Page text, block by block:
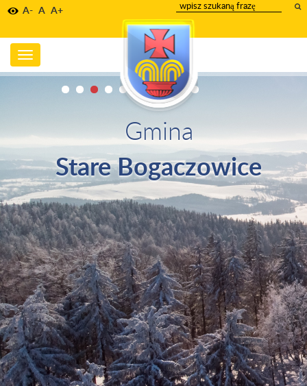
A- A A+
wpisz
szukany
tekst
Toggle
navigation
Gmina
Stare Bogaczowice